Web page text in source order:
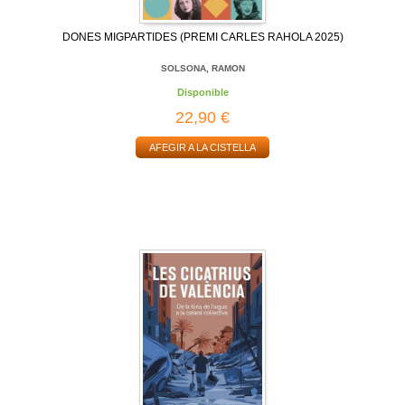
DONES MIGPARTIDES (PREMI CARLES RAHOLA 2025)
SOLSONA, RAMON
Disponible
22,90 €
AFEGIR A LA CISTELLA